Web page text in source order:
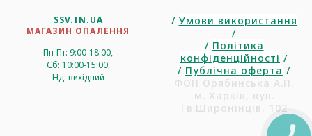
SSV.IN.UA
МАГАЗИН ОПАЛЕННЯ
Пн-Пт: 9:00-18:00,
Сб: 10:00-15:00,
Нд: вихідний
/ Умови використання
/
/ Політика
конфіденційності /
/ Публічна оферта /
ФОП Орябинська А.П.
м. Харків, вул.
Гв.Широнінців, 102
КНОПКА